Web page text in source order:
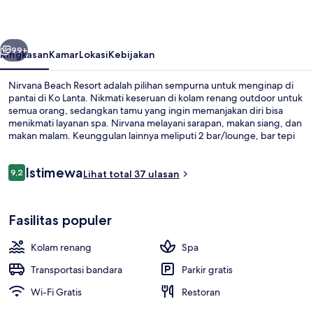
Berikutnya
99+
RingkasanKamarLokasiKebijakan
Nirvana Beach Resort adalah pilihan sempurna untuk menginap di
pantai di Ko Lanta. Nikmati keseruan di kolam renang outdoor untuk
semua orang, sedangkan tamu yang ingin memanjakan diri bisa
menikmati layanan spa. Nirvana melayani sarapan, makan siang, dan
makan malam. Keunggulan lainnya meliputi 2 bar/lounge, bar tepi
Ulasan
9,29,2 dari 10
IstimewaLihat total 37 ulasan
Fasilitas populer
Kolam renang
Spa
Transportasi bandara
Parkir gratis
Wi-Fi Gratis
Restoran